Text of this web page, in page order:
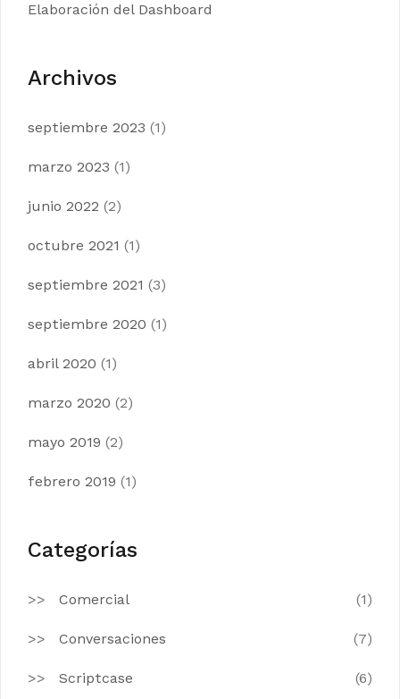
Elaboración del Dashboard
Archivos
septiembre 2023 (1)
marzo 2023 (1)
junio 2022 (2)
octubre 2021 (1)
septiembre 2021 (3)
septiembre 2020 (1)
abril 2020 (1)
marzo 2020 (2)
mayo 2019 (2)
febrero 2019 (1)
Categorías
Comercial (1)
Conversaciones (7)
Scriptcase (6)